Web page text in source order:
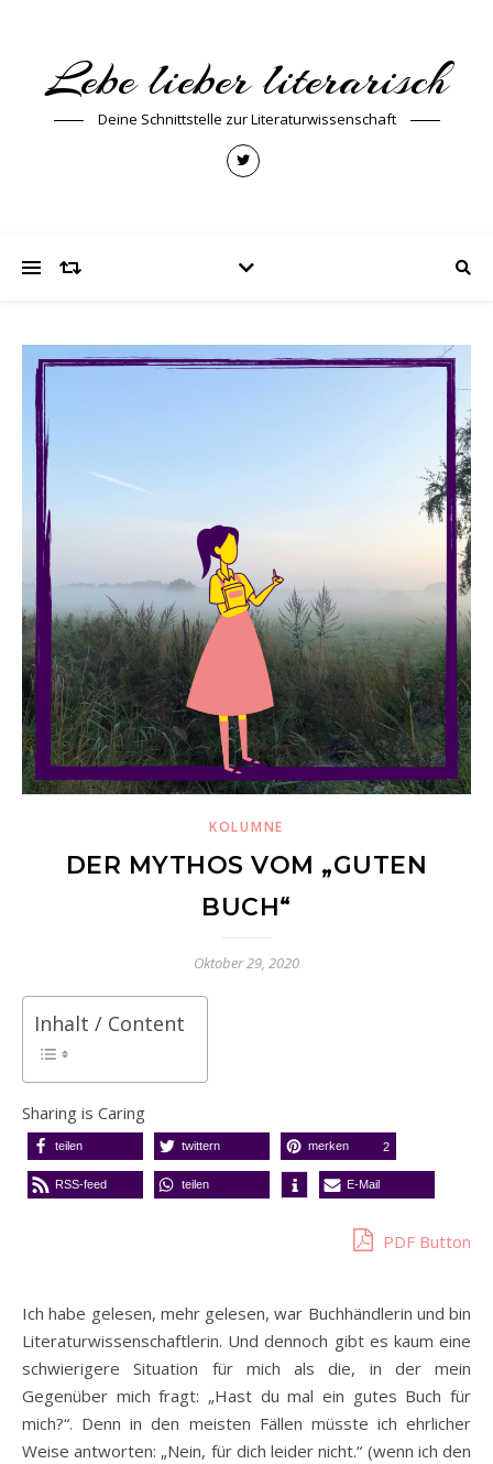
Lebe lieber literarisch
Deine Schnittstelle zur Literaturwissenschaft
KOLUMNE
DER MYTHOS VOM „GUTEN
BUCH“
Oktober 29, 2020
Inhalt / Content
Sharing is Caring
teilen twittern merken 2
RSS-feed teilen E-Mail
PDF Button
Ich habe gelesen, mehr gelesen, war Buchhändlerin und bin
Literaturwissenschaftlerin. Und dennoch gibt es kaum eine
schwierigere Situation für mich als die, in der mein
Gegenüber mich fragt: „Hast du mal ein gutes Buch für
mich?“. Denn in den meisten Fällen müsste ich ehrlicher
Weise antworten: „Nein, für dich leider nicht.“ (wenn ich den